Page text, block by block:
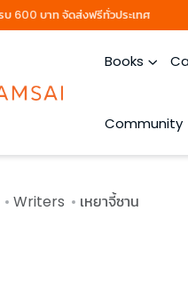
บ 600 บาท จัดส่งฟรีทั่วประเทศ
Books
Community
Writers เหยาจี้ซาน